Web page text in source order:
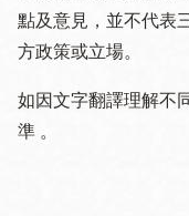
點及意見，並不代表
方政策或立場。
如因文字翻譯理解不
準 。